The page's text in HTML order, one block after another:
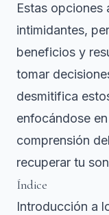
Estas opciones
intimidantes,
beneficios y
tomar
desmitifica
enfocándose
comprensión
recuperar tu
Índice
Introducción a